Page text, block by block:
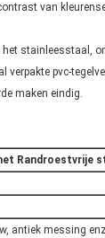
van
stainleesstaal,
pvc-
maken eindig.
Randroestvrije
antiek messing